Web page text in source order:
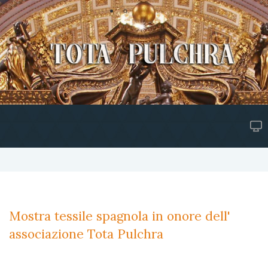
Mostra tessile spagnola in onore dell'
associazione Tota Pulchra